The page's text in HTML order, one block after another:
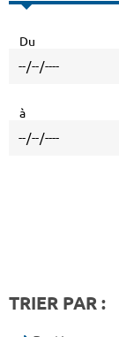
Du
à
TRIER PAR :